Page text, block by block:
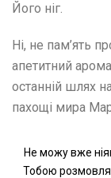
Його ніг.
Ні, не пам’ять
апетитний
останній шлях
пахощі мира
Не можу вже
Тобою